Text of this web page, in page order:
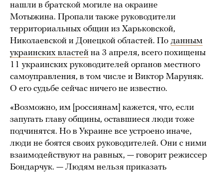
нашли в братской могиле на окраине
Мотыжина. Пропали также руководители
территориальных общин из Харьковской,
Николаевской и Донецкой областей. По данным
украинских властей на 3 апреля, всего похищены
11 украинских руководителей органов местного
самоуправления, в том числе и Виктор Маруняк.
О его судьбе сейчас ничего не известно.
«Возможно, им [россиянам] кажется, что, если
запугать главу общины, оставшиеся люди тоже
подчинятся. Но в Украине все устроено иначе,
люди не боятся своих руководителей. Они с ними
взаимодействуют на равных, — говорит режиссер
Бондарчук. — Людям нельзя приказать